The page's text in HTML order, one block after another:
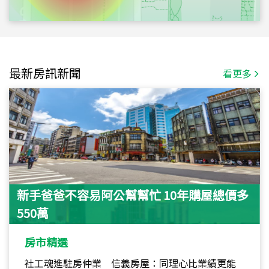
最新房訊新聞 看更多
新手爸爸不容易阿公幫幫忙 10年購屋總價多
550萬
房市精選
社工魂進駐房仲業 信義房屋：同理心比業績更能